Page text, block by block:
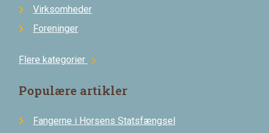
Virksomheder
Foreninger
Flere kategorier chevron_right
Populære artikler
Fangerne i Horsens Statsfængsel